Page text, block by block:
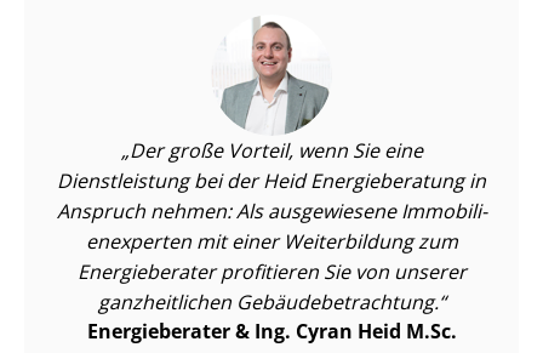
Der große Vorteil, wenn Sie eine
Dienstleistung bei der Heid Energieberatung in
Anspruch nehmen: Als ausgewiesene Im­mo­bi­li­
en­ex­per­ten mit einer Weiterbildung zum
Energieberater profitieren Sie von unserer
ganzheitlichen Ge­bäu­de­be­trach­tung.
Energieberater & Ing. Cyran Heid M.Sc.